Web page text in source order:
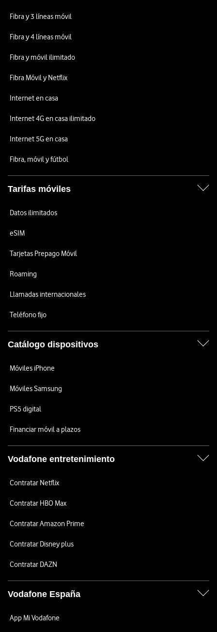
Fibra y 3 líneas móvil
Fibra y 4 líneas móvil
Fibra y móvil ilimitado
Fibra Móvil y Netflix
Internet en casa
Internet 4G en casa ilimitado
Internet 5G en casa
Fibra, móvil y fútbol
Tarifas móviles
Datos ilimitados
eSIM
Tarjetas Prepago Móvil
Roaming
Llamadas internacionales
Teléfono fijo
Catálogo dispositivos
Móviles iPhone
Móviles Samsung
PS5 digital
Financiar móvil a plazos
Vodafone entretenimiento
Contratar Netflix
Contratar HBO Max
Contratar Amazon Prime
Contratar Disney plus
Contratar DAZN
Vodafone España
App Mi Vodafone